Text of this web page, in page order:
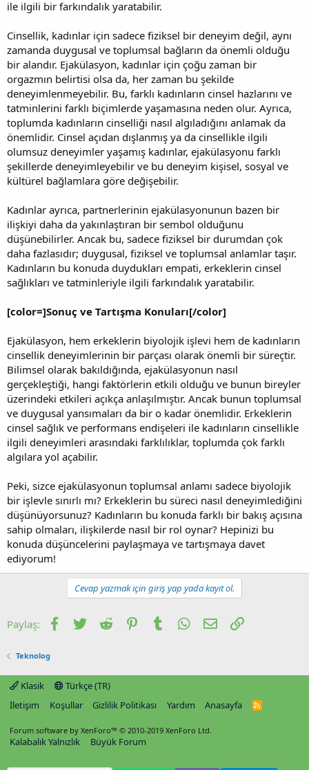
ile ilgili bir farkındalık yaratabilir.
Cinsellik, kadınlar için sadece fiziksel bir deneyim değil, aynı
zamanda duygusal ve toplumsal bağların da önemli olduğu
bir alandır. Ejakülasyon, kadınlar için çoğu zaman bir
orgazmın belirtisi olsa da, her zaman bu şekilde
deneyimlenmeyebilir. Bu, farklı kadınların cinsel hazlarını ve
tatminlerini farklı biçimlerde yaşamasına neden olur. Ayrıca,
toplumda kadınların cinselliği nasıl algıladığını anlamak da
önemlidir. Cinsel açıdan dışlanmış ya da cinsellikle ilgili
olumsuz deneyimler yaşamış kadınlar, ejakülasyonu farklı
şekillerde deneyimleyebilir ve bu deneyim kişisel, sosyal ve
kültürel bağlamlara göre değişebilir.
Kadınlar ayrıca, partnerlerinin ejakülasyonunun bazen bir
ilişkiyi daha da yakınlaştıran bir sembol olduğunu
düşünebilirler. Ancak bu, sadece fiziksel bir durumdan çok
daha fazlasıdır; duygusal, fiziksel ve toplumsal anlamlar taşır.
Kadınların bu konuda duydukları empati, erkeklerin cinsel
sağlıkları ve tatminleriyle ilgili farkındalık yaratabilir.
[color=]Sonuç ve Tartışma Konuları[/color]
Ejakülasyon, hem erkeklerin biyolojik işlevi hem de kadınların
cinsellik deneyimlerinin bir parçası olarak önemli bir süreçtir.
Bilimsel olarak bakıldığında, ejakülasyonun nasıl
gerçekleştiği, hangi faktörlerin etkili olduğu ve bunun bireyler
üzerindeki etkileri açıkça anlaşılmıştır. Ancak bunun toplumsal
ve duygusal yansımaları da bir o kadar önemlidir. Erkeklerin
cinsel sağlık ve performans endişeleri ile kadınların cinsellikle
ilgili deneyimleri arasındaki farklılıklar, toplumda çok farklı
algılara yol açabilir.
Peki, sizce ejakülasyonun toplumsal anlamı sadece biyolojik
bir işlevle sınırlı mı? Erkeklerin bu süreci nasıl deneyimlediğini
düşünüyorsunuz? Kadınların bu konuda farklı bir bakış açısına
sahip olmaları, ilişkilerde nasıl bir rol oynar? Hepinizi bu
konuda düşüncelerini paylaşmaya ve tartışmaya davet
ediyorum!
Cevap yazmak için giriş yap yada kayıt ol.
Paylaş: Facebook
TwitterReddit PinterestTumblrWhatsApp
E-postaLink
Teknolog
Klasik
Türkçe (TR)
İletişim
Koşullar Gizlilik Politikası Yardım Anasayfa
R
Forum software by XenForo™ © 2010-2019 XenForo Ltd.
Kalabalık Yalnızlık Büyük Forum